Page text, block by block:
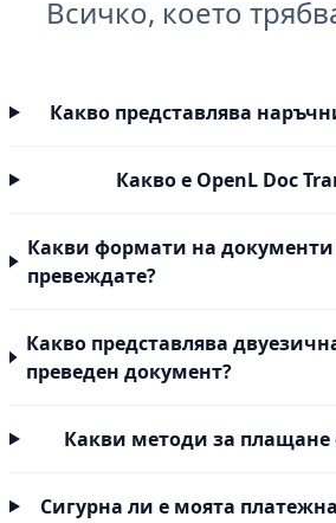
Всичко, което
Какво представлява
Какво е OpenL Doc
Какви формати на
превеждате?
Какво представлява
преведен документ?
Какви методи за плащане
Сигурна ли е моята